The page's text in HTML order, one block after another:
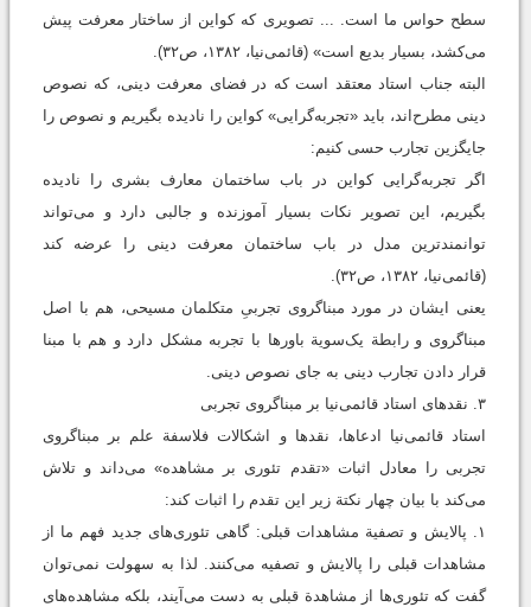
سطح حواس ما است. ... تصویری که کواین از ساختار معرفت پیش
می‌کشد، بسیار بدیع است» (قائمی‌نیا، ۱۳۸۲، ص۳۲).
البته جناب استاد معتقد است که در فضای معرفت دینی، که نصوص
دینی مطرح‌اند، باید «تجربه‌گرایی» کواین را نادیده بگیریم و نصوص را
جایگزین تجارب حسی کنیم:
اگر تجربه‌گرایی کواین در باب ساختمان معارف بشری را نادیده
بگیریم، این تصویر نکات بسیار آموزنده و جالبی دارد و می‌تواند
توانمندترین مدل در باب ساختمان معرفت دینی را عرضه کند
(قائمی‌نیا، ۱۳۸۲، ص۳۲).
یعنی ایشان در مورد مبناگروی تجربیِ متکلمان مسیحی، هم با اصل
مبناگروی و رابطة یک‌سویة باورها با تجربه مشکل دارد و هم با مبنا
قرار دادن تجارب دینی به جای نصوص دینی.
۳. نقدهای استاد قائمی‌نیا بر مبناگروی تجربی
استاد قائمی‌نیا ادعاها، نقدها و اشکالات فلاسفة علم بر مبناگروی
تجربی را معادل اثبات «تقدم تئوری بر مشاهده» می‌داند و تلاش
می‌کند با بیان چهار نکتة زیر این تقدم را اثبات کند:
۱. پالایش و تصفیة مشاهدات قبلی: گاهی تئوری‌های جدید فهم ما از
مشاهدات قبلی را پالایش و تصفیه می‌کنند. لذا به سهولت نمی‌توان
گفت که تئوری‌ها از مشاهدة قبلی به دست می‌آیند، بلکه مشاهده‌های